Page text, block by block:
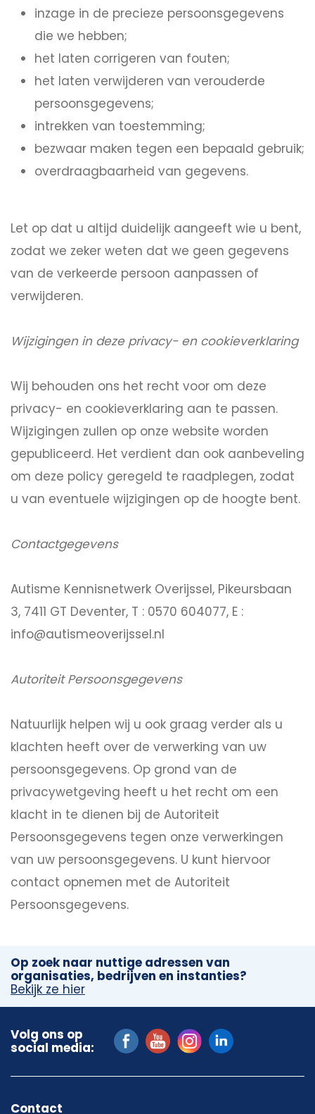
inzage in de precieze persoonsgegevens
die we hebben;
het laten corrigeren van fouten;
het laten verwijderen van verouderde
persoonsgegevens;
intrekken van toestemming;
bezwaar maken tegen een bepaald gebruik;
overdraagbaarheid van gegevens.
Let op dat u altijd duidelijk aangeeft wie u bent,
zodat we zeker weten dat we geen gegevens
van de verkeerde persoon aanpassen of
verwijderen.
Wijzigingen in deze privacy- en cookieverklaring
Wij behouden ons het recht voor om deze
privacy- en cookieverklaring aan te passen.
Wijzigingen zullen op onze website worden
gepubliceerd. Het verdient dan ook aanbeveling
om deze policy geregeld te raadplegen, zodat
u van eventuele wijzigingen op de hoogte bent.
Contactgegevens
Autisme Kennisnetwerk Overijssel, Pikeursbaan
3, 7411 GT Deventer, T : 0570 604077, E :
info@autismeoverijssel.nl
Autoriteit Persoonsgegevens
Natuurlijk helpen wij u ook graag verder als u
klachten heeft over de verwerking van uw
persoonsgegevens. Op grond van de
privacywetgeving heeft u het recht om een
klacht in te dienen bij de Autoriteit
Persoonsgegevens tegen onze verwerkingen
van uw persoonsgegevens. U kunt hiervoor
contact opnemen met de Autoriteit
Persoonsgegevens.
Op zoek naar nuttige adressen van
organisaties, bedrijven en instanties?
Bekijk ze hier
Volg ons op
social media:
Contact